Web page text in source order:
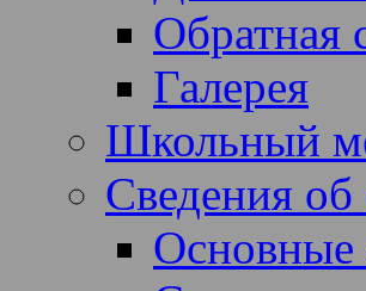
Обратная
Галерея
Школьный
Сведения об
Основные